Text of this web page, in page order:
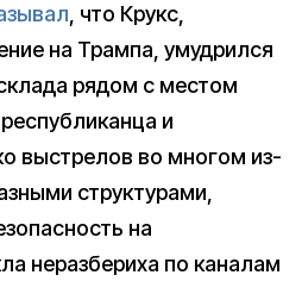
, что Крукс,
на Трампа, умудрился
рядом с местом
и
выстрелов во многом из-
структурами,
на
неразбериха по каналам